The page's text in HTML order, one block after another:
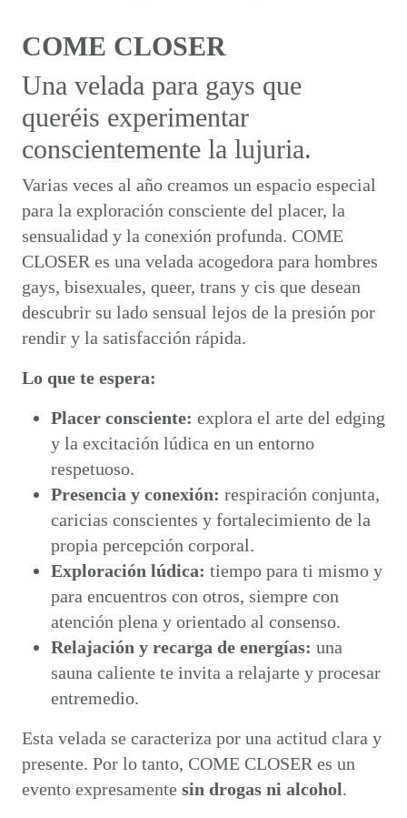
COME CLOSER
Una velada para gays que
queréis experimentar
conscientemente la lujuria.
Varias veces al año creamos un espacio especial
para la exploración consciente del placer, la
sensualidad y la conexión profunda. COME
CLOSER es una velada acogedora para hombres
gays, bisexuales, queer, trans y cis que desean
descubrir su lado sensual lejos de la presión por
rendir y la satisfacción rápida.
Lo que te espera:
Placer consciente: explora el arte del edging
y la excitación lúdica en un entorno
respetuoso.
Presencia y conexión: respiración conjunta,
caricias conscientes y fortalecimiento de la
propia percepción corporal.
Exploración lúdica: tiempo para ti mismo y
para encuentros con otros, siempre con
atención plena y orientado al consenso.
Relajación y recarga de energías: una
sauna caliente te invita a relajarte y procesar
entremedio.
Esta velada se caracteriza por una actitud clara y
presente. Por lo tanto, COME CLOSER es un
evento expresamente sin drogas ni alcohol.